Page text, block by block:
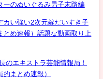
ーのぬいぐるみ男子末路編
カい強い2次元嫁だいすき子
とめ速報）話題な動画取り上
のエキストラ芸能情報局！
的まとめ速報）